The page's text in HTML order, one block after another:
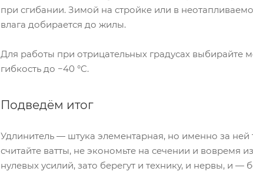
при сгибании. Зимой на стройке или в
влага добирается до жилы.
Для работы при отрицательных градусах выбирайте
гибкость до −40 °C.
Подведём итог
Удлинитель — штука элементарная, но именно за
считайте ватты, не экономьте на сечении и вовремя
нулевых усилий, зато берегут и технику, и нервы, и